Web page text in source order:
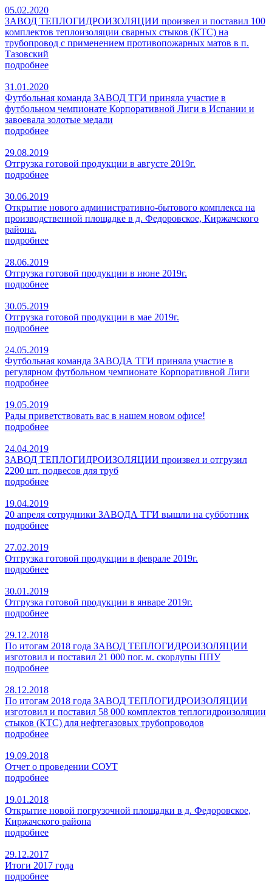
05.02.2020
ЗАВОД ТЕПЛОГИДРОИЗОЛЯЦИИ произвел и поставил 100
комплектов теплоизоляции сварных стыков (КТС) на
трубопровод с применением противопожарных матов в п.
Тазовский
подробнее
31.01.2020
Футбольная команда ЗАВОД ТГИ приняла участие в
футбольном чемпионате Корпоративной Лиги в Испании и
завоевала золотые медали
подробнее
29.08.2019
Отгрузка готовой продукции в августе 2019г.
подробнее
30.06.2019
Открытие нового административно-бытового комплекса на
производственной площадке в д. Федоровское, Киржачского
района.
подробнее
28.06.2019
Отгрузка готовой продукции в июне 2019г.
подробнее
30.05.2019
Отгрузка готовой продукции в мае 2019г.
подробнее
24.05.2019
Футбольная команда ЗАВОДА ТГИ приняла участие в
регулярном футбольном чемпионате Корпоративной Лиги
подробнее
19.05.2019
Рады приветствовать вас в нашем новом офисе!
подробнее
24.04.2019
ЗАВОД ТЕПЛОГИДРОИЗОЛЯЦИИ произвел и отгрузил
2200 шт. подвесов для труб
подробнее
19.04.2019
20 апреля сотрудники ЗАВОДА ТГИ вышли на субботник
подробнее
27.02.2019
Отгрузка готовой продукции в феврале 2019г.
подробнее
30.01.2019
Отгрузка готовой продукции в январе 2019г.
подробнее
29.12.2018
По итогам 2018 года ЗАВОД ТЕПЛОГИДРОИЗОЛЯЦИИ
изготовил и поставил 21 000 пог. м. скорлупы ППУ
подробнее
28.12.2018
По итогам 2018 года ЗАВОД ТЕПЛОГИДРОИЗОЛЯЦИИ
изготовил и поставил 58 000 комплектов теплогидроизоляции
стыков (КТС) для нефтегазовых трубопроводов
подробнее
19.09.2018
Отчет о проведении СОУТ
подробнее
19.01.2018
Открытие новой погрузочной площадки в д. Федоровское,
Киржачского района
подробнее
29.12.2017
Итоги 2017 года
подробнее